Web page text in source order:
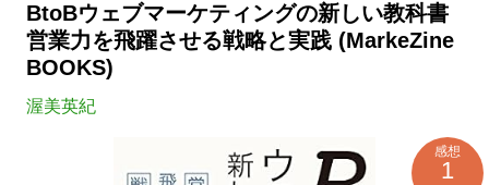
BtoBウェブマーケティングの新しい教科書
営業力を飛躍させる戦略と実践 (MarkeZine
BOOKS)
渥美英紀
感想
1